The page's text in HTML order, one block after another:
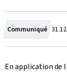
Communiqué C
r
é
En application de